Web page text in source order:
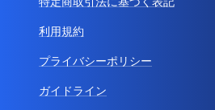
利用規約
プライバシーポリシー
ガイドライン